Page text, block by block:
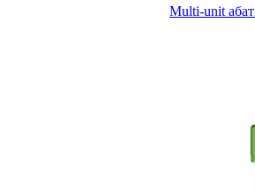
Multi-unit